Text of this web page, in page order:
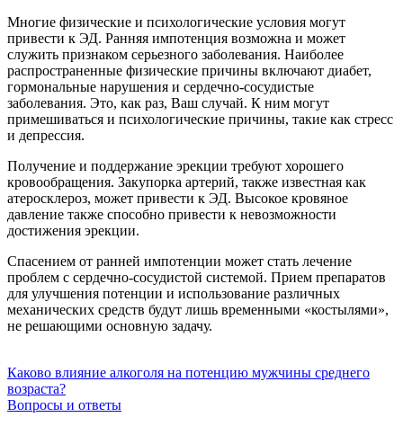
Многие физические и психологические условия могут
привести к ЭД. Ранняя импотенция возможна и может
служить признаком серьезного заболевания. Наиболее
распространенные физические причины включают диабет,
гормональные нарушения и сердечно-сосудистые
заболевания. Это, как раз, Ваш случай. К ним могут
примешиваться и психологические причины, такие как стресс
и депрессия.
Получение и поддержание эрекции требуют хорошего
кровообращения. Закупорка артерий, также известная как
атеросклероз, может привести к ЭД. Высокое кровяное
давление также способно привести к невозможности
достижения эрекции.
Спасением от ранней импотенции может стать лечение
проблем с сердечно-сосудистой системой. Прием препаратов
для улучшения потенции и использование различных
механических средств будут лишь временными «костылями»,
не решающими основную задачу.
Каково влияние алкоголя на потенцию мужчины среднего
возраста?
Вопросы и ответы